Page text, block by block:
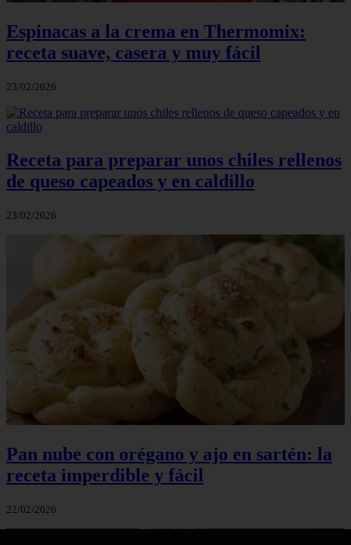
Espinacas a la crema en Thermomix:
receta suave, casera y muy fácil
23/02/2026
Receta para preparar unos chiles rellenos
de queso capeados y en caldillo
23/02/2026
Pan nube con orégano y ajo en sartén: la
receta imperdible y fácil
22/02/2026